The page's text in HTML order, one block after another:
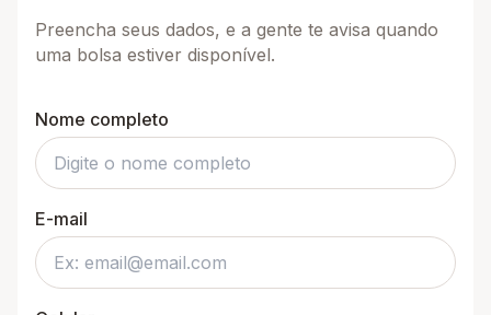
Preencha seus dados, e a gente te avisa quando
uma bolsa estiver disponível.
Nome completo
E-mail